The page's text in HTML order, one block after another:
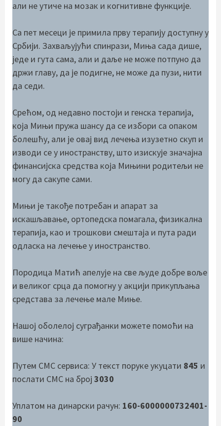
али не утиче на мозак и когнитивне функције.
Са пет месеци је примила прву терапију доступну у
Србији. Захваљујући спинрази, Миња сада дише,
једе и гута сама, али и даље не може потпуно да
држи главу, да је подигне, не може да пузи, нити
да седи.
Срећом, од недавно постоји и генска терапија,
која Мињи пружа шансу да се избори са опаком
болешћу, али је овај вид лечења изузетно скуп и
изводи се у иностранству, што изискује значајна
финансијска средства која Мињини родитељи не
могу да сакупе сами.
Мињи је такође потребан и апарат за
искашљавање, ортопедска помагала, физикална
терапија, као и трошкови смештаја и пута ради
одласка на лечење у иностранство.
Породица Матић апелује на све људе добре воље
и великог срца да помогну у акцији прикупљања
средстава за лечење мале Миње.
Нашој оболелој суграђанки можете помоћи на
више начина:
Путем СМС сервиса: У текст поруке укуцати 845 и
послати СМС на број 3030
Уплатом на динарски рачун: 160-6000000732401-
90